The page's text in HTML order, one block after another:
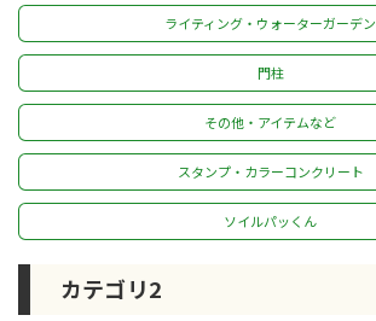
ライティング・ウォーターガーデン
門柱
その他・アイテムなど
スタンプ・カラーコンクリート
ソイルパッくん
カテゴリ2